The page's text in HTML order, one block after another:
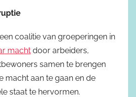
coalitie van groeperingen in
macht door arbeiders,
samen te brengen
macht aan te gaan en de
staat te hervormen.